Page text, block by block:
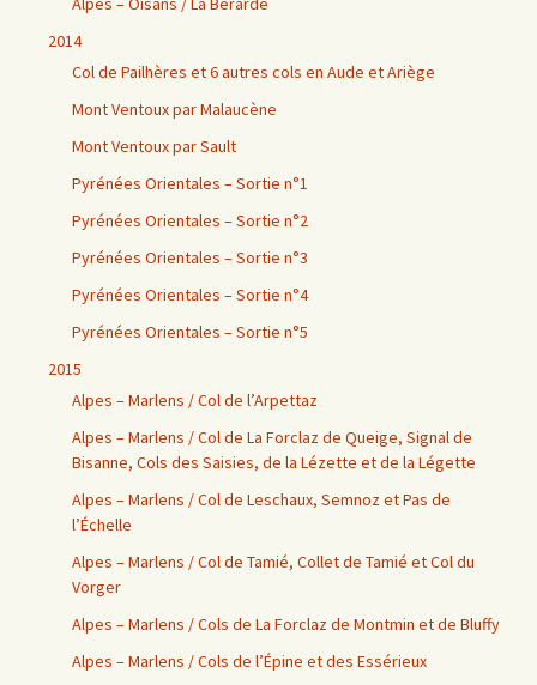
2014
Col de Pailhères et 6 autres cols en Aude et Ariège
Mont Ventoux par Malaucène
Mont Ventoux par Sault
Pyrénées Orientales – Sortie n°1
Pyrénées Orientales – Sortie n°2
Pyrénées Orientales – Sortie n°3
Pyrénées Orientales – Sortie n°4
Pyrénées Orientales – Sortie n°5
2015
Alpes – Marlens / Col de l’Arpettaz
Alpes – Marlens / Col de La Forclaz de Queige, Signal de
Bisanne, Cols des Saisies, de la Lézette et de la Légette
Alpes – Marlens / Col de Leschaux, Semnoz et Pas de
l’Échelle
Alpes – Marlens / Col de Tamié, Collet de Tamié et Col du
Vorger
Alpes – Marlens / Cols de La Forclaz de Montmin et de Bluffy
Alpes – Marlens / Cols de l’Épine et des Essérieux